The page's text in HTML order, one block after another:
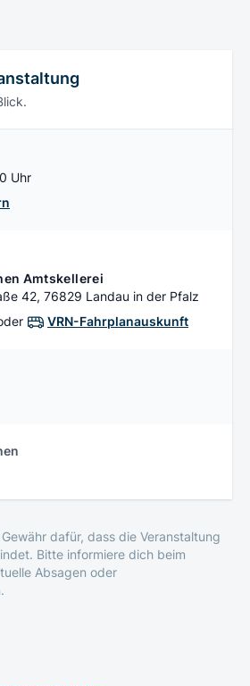
Uhr
Amtskellerei
42, 76829 Landau in der Pfalz
VRN-Fahrplanauskunft
dafür, dass die Veranstaltung
Bitte informiere dich beim
Absagen oder